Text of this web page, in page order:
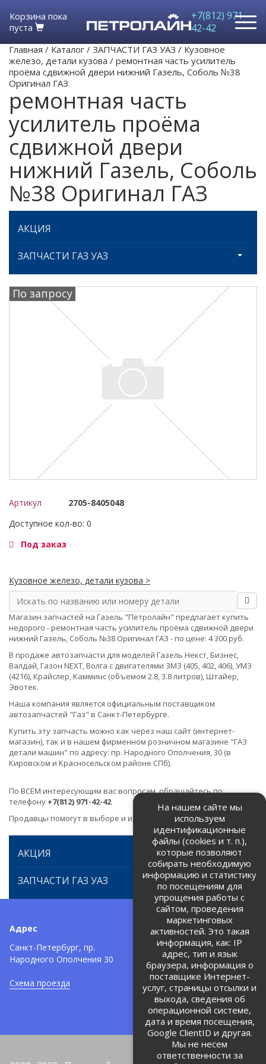
Корзина пока
пуста
+7(812) 971-
42-42
Главная / Каталог / ЗАПЧАСТИ ГАЗ УАЗ / Кузовное
железо, детали кузова / ремонтная часть усилитель
проёма сдвижной двери нижний Газель, Соболь №38
Оригинал ГАЗ
ремонтная часть
усилитель проёма
сдвижной двери
нижний Газель, Соболь
№38 Оригинал ГАЗ
АКЦИЯ
ЗАПЧАСТИ ГАЗ УАЗ
По запросу
Артикул
2705-8405048
Доступное кол-во: 0
Под заказ
Кузовное железо, детали кузова >
Магазин запчастей на Газель "Петролайн" предлагает купить
недорого - ремонтная часть усилитель проёма сдвижной двери
нижний Газель, Соболь №38 Оригинал ГАЗ - по цене: 4 300 руб.
В продаже автозапчасти для моделей Газель Некст, Бизнес,
Валдай, Газон NEXT, Волга с двигателями ЗМЗ (405, 402, 406), УМЗ
(4216), Крайслер, Камминс (объемом 2.8, 3.8 литров), Штайер,
Эвотек.
Наша компания является официальным поставщиком
автозапчастей "Газ" в Санкт-Петербурге.
Купить эту запчасть можно как через наш сайт (интернет-
магазин), так и в нашем фирменном розничном магазине "ГАЗ
детали машин" по адресу: пр. Народного Ополчения, 30 (в
Кировском и Красносельском районе СПб).
По ВСЕМ интересующим вас вопросам, обращайтесь по
телефону +7(812) 971-42-42
Продавцы помогут в выборе и идентификации товара.
АКЦИЯ
ЗАПЧАСТИ ГАЗ УАЗ
Адрес
Санкт-Петербург, пр.
Народного Ополчения 30
Схема проезда
Телефоны:
+7 (812) 971-42-42
Политика об обработке и
защите персональных данных
Соглашение на обработку
персональных данных
На нашем сайте мы
используем
идентификационные
файлы (cookies и т. п.),
которые позволяют
собирать необходимую
информацию и статистику
по посещениям для
упрощения работы с
сайтом, проведения
маркетинговых
активностей. Это такая
информация, как: IP
адрес, тип и язык
браузера, информация о
поставщике Интернет-
услуг, страницы отсылки и
выхода, сведения об
операционной системе,
дата и время посещения,
Google ClientID и другая.
Мы не несем
ответственности за